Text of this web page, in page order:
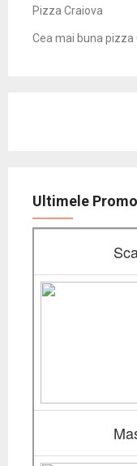
Pizza Craiova
Cea mai buna pizza
Ultimele